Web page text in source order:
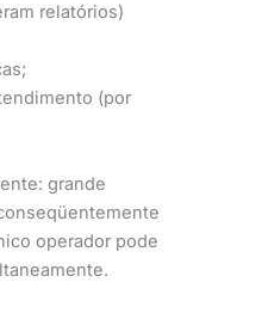
relatórios)
(por
grande
operador pode